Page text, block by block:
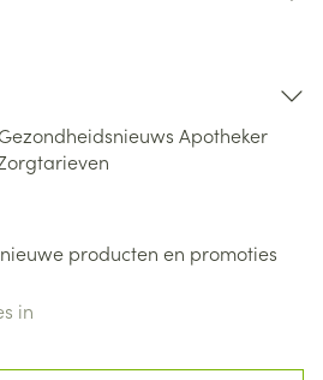
Gezondheidsnieuws Apotheker
producten en promoties